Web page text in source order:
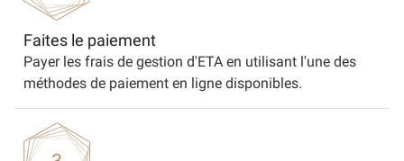
Faites le paiement
Payer les frais de gestion d'ETA en utilisant l'une des
méthodes de paiement en ligne disponibles.